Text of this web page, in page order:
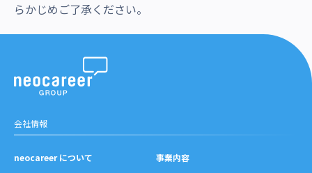
らかじめご了承ください。
会社情報
neocareer について
事業内容